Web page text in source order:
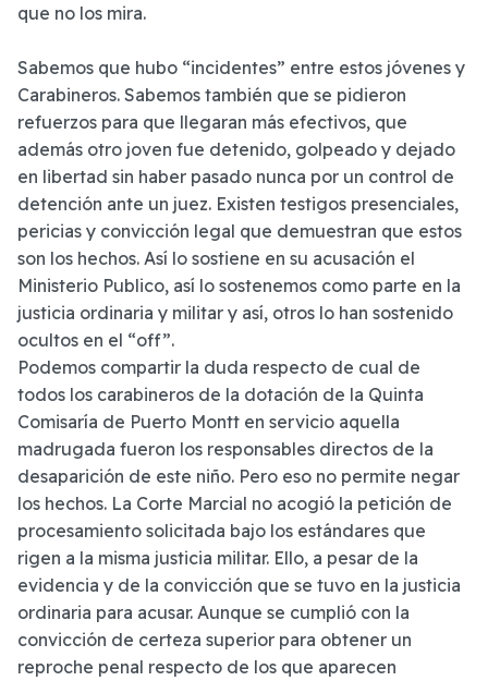
que no los mira.
Sabemos que hubo “incidentes” entre estos jóvenes y
Carabineros. Sabemos también que se pidieron
refuerzos para que llegaran más efectivos, que
además otro joven fue detenido, golpeado y dejado
en libertad sin haber pasado nunca por un control de
detención ante un juez. Existen testigos presenciales,
pericias y convicción legal que demuestran que estos
son los hechos. Así lo sostiene en su acusación el
Ministerio Publico, así lo sostenemos como parte en la
justicia ordinaria y militar y así, otros lo han sostenido
ocultos en el “off”.
Podemos compartir la duda respecto de cual de
todos los carabineros de la dotación de la Quinta
Comisaría de Puerto Montt en servicio aquella
madrugada fueron los responsables directos de la
desaparición de este niño. Pero eso no permite negar
los hechos. La Corte Marcial no acogió la petición de
procesamiento solicitada bajo los estándares que
rigen a la misma justicia militar. Ello, a pesar de la
evidencia y de la convicción que se tuvo en la justicia
ordinaria para acusar. Aunque se cumplió con la
convicción de certeza superior para obtener un
reproche penal respecto de los que aparecen